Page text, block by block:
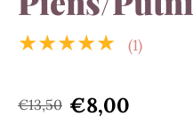
★★★★★ (1)
€13,50 €8,00